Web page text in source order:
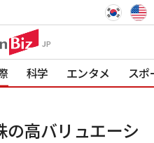
科学 エンタメ スポ
の高バリュエーシ